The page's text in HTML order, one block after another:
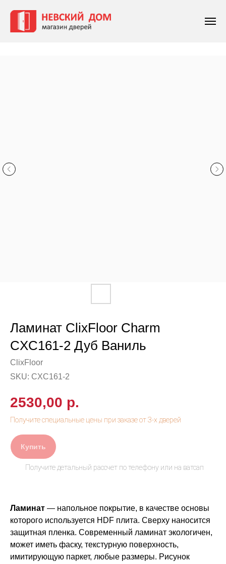
Ламинат ClixFloor Charm
CXC161-2 Дуб Ваниль
ClixFloor
SKU: CXC161-2
2530,00 р.
Купить
Ламинат — напольное покрытие, в качестве основы
которого используется HDF плита. Сверху наносится
защитная пленка. Современный ламинат экологичен,
может иметь фаску, текстурную поверхность,
имитирующую паркет, любые размеры. Рисунок